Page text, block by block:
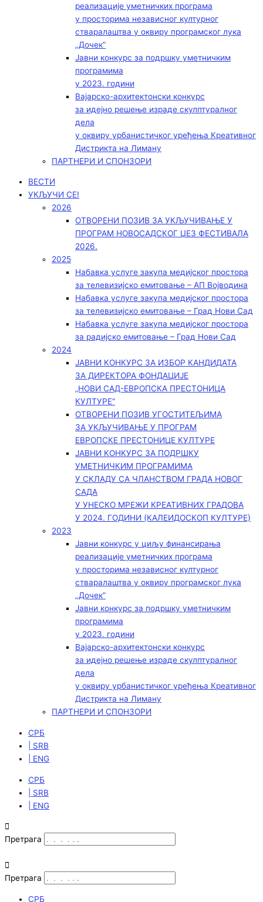
реализације уметничких програма
у просторима независног културног
стваралаштва у оквиру програмског лука
„Дочек”
Јавни конкурс за подршку уметничким
програмима
у 2023. години
Вајарско-архитектонски конкурс
за идејно решење израде скулптуралног
дела
у оквиру урбанистичког уређења Креативног
Дистрикта на Лиману
ПАРТНЕРИ И СПОНЗОРИ
ВЕСТИ
УКЉУЧИ СЕ!
2026
ОТВОРЕНИ ПОЗИВ ЗА УКЉУЧИВАЊЕ У
ПРОГРАМ НОВОСАДСКОГ ЏЕЗ ФЕСТИВАЛА
2026.
2025
Набавка услуге закупа медијског простора
за телевизијско емитовање – АП Војводинa
Набавка услуге закупа медијског простора
за телевизијско емитовање – Град Нови Сад
Набавка услуге закупа медијског простора
за радијско емитовање – Град Нови Сад
2024
ЈАВНИ КОНКУРС ЗА ИЗБОР КАНДИДАТА
ЗА ДИРЕКТОРА ФОНДАЦИЈЕ
„НОВИ САД-ЕВРОПСКА ПРЕСТОНИЦА
КУЛТУРЕ“
ОТВОРЕНИ ПОЗИВ УГОСТИТЕЉИМА
ЗА УКЉУЧИВАЊЕ У ПРОГРАМ
ЕВРОПСКЕ ПРЕСТОНИЦЕ КУЛТУРЕ
ЈАВНИ КОНКУРС ЗА ПОДРШКУ
УМЕТНИЧКИМ ПРОГРАМИМА
У СКЛАДУ СА ЧЛАНСТВОМ ГРАДА НОВОГ
САДА
У УНЕСКО МРЕЖИ КРЕАТИВНИХ ГРАДОВА
У 2024. ГОДИНИ (КАЛЕИДОСКОП КУЛТУРЕ)
2023
Јавни конкурс у циљу финансирања
реализације уметничких програма
у просторима независног културног
стваралаштва у оквиру програмског лука
„Дочек”
Јавни конкурс за подршку уметничким
програмима
у 2023. години
Вајарско-архитектонски конкурс
за идејно решење израде скулптуралног
дела
у оквиру урбанистичког уређења Креативног
Дистрикта на Лиману
ПАРТНЕРИ И СПОНЗОРИ
СРБ
| SRB
| ENG
СРБ
| SRB
| ENG
Претрага
Претрага
СРБ